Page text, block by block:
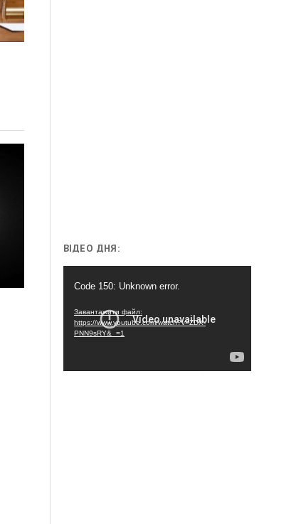
ВІДЕО ДНЯ:
Code 150: Unknown error.
Завантажити файл:
https://www.youtube.com/watch?v=ZDX-
PNN9sRY&_=1